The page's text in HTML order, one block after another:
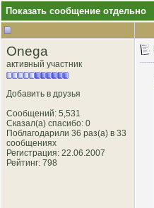
Показать сообщение отдельно
Onega
активный участник
Добавить в друзья
Сообщений: 5,531
Сказал(а) спасибо: 0
Поблагодарили 36 раз(а) в 33
сообщениях
Регистрация: 22.06.2007
Рейтинг: 798